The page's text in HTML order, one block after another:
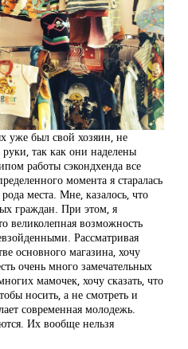
уже был свой хозяин, не
так как они наделены
работы сэкондхенда все
момента я старалась
места. Мне, казалось, что
граждан. При этом, я
великолепная возможность
Рассматривая
основного магазина, хочу
очень много замечательных
мамочек, хочу сказать, что
носить, а не смотреть и
современная молодежь.
Их вообще нельзя